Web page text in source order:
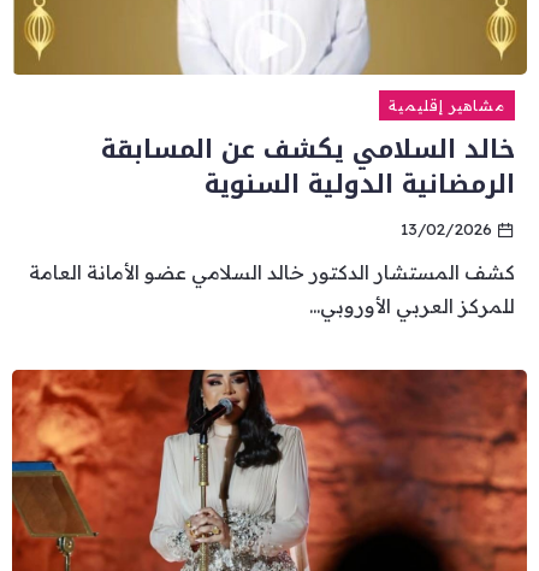
مشاهير إقليمية
خالد السلامي يكشف عن المسابقة
الرمضانية الدولية السنوية
13/02/2026
كشف المستشار الدكتور خالد السلامي عضو الأمانة العامة
للمركز العربي الأوروبي...